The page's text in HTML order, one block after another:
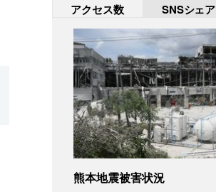
アクセス数 SNSシェア
熊本地震被害状況